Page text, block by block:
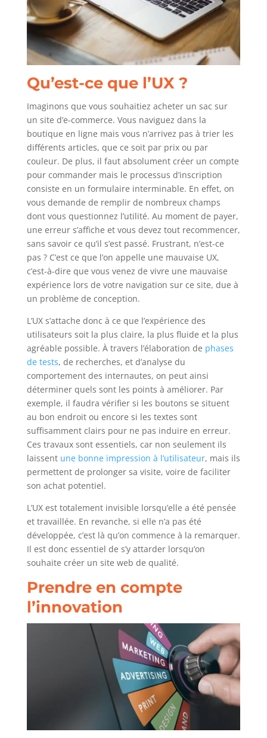
Qu’est-ce que l’UX ?
Imaginons que vous souhaitiez acheter un sac sur
un site d’e-commerce. Vous naviguez dans la
boutique en ligne mais vous n’arrivez pas à trier les
différents articles, que ce soit par prix ou par
couleur. De plus, il faut absolument créer un compte
pour commander mais le processus d’inscription
consiste en un formulaire interminable. En effet, on
vous demande de remplir de nombreux champs
dont vous questionnez l’utilité. Au moment de payer,
une erreur s’affiche et vous devez tout recommencer,
sans savoir ce qu’il s’est passé. Frustrant, n’est-ce
pas ? C’est ce que l’on appelle une mauvaise UX,
c’est-à-dire que vous venez de vivre une mauvaise
expérience lors de votre navigation sur ce site, due à
un problème de conception.
L’UX s’attache donc à ce que l’expérience des
utilisateurs soit la plus claire, la plus fluide et la plus
agréable possible. À travers l’élaboration de phases
de tests, de recherches, et d’analyse du
comportement des internautes, on peut ainsi
déterminer quels sont les points à améliorer. Par
exemple, il faudra vérifier si les boutons se situent
au bon endroit ou encore si les textes sont
suffisamment clairs pour ne pas induire en erreur.
Ces travaux sont essentiels, car non seulement ils
laissent une bonne impression à l’utilisateur, mais ils
permettent de prolonger sa visite, voire de faciliter
son achat potentiel.
L’UX est totalement invisible lorsqu’elle a été pensée
et travaillée. En revanche, si elle n’a pas été
développée, c’est là qu’on commence à la remarquer.
Il est donc essentiel de s’y attarder lorsqu’on
souhaite créer un site web de qualité.
Prendre en compte
l’innovation